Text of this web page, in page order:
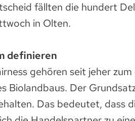
fällten die hundert
in Olten.
definieren
gehören seit jeher
Biolandbaus. Der
Das bedeutet, dass